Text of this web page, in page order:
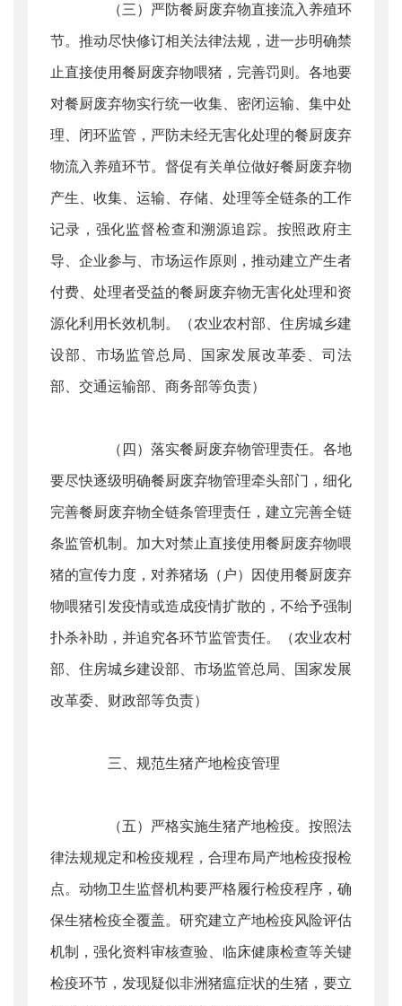
（三）严防餐厨废弃物直接流入养殖环
节。推动尽快修订相关法律法规，进一步明确禁
止直接使用餐厨废弃物喂猪，完善罚则。各地要
对餐厨废弃物实行统一收集、密闭运输、集中处
理、闭环监管，严防未经无害化处理的餐厨废弃
物流入养殖环节。督促有关单位做好餐厨废弃物
产生、收集、运输、存储、处理等全链条的工作
记录，强化监督检查和溯源追踪。按照政府主
导、企业参与、市场运作原则，推动建立产生者
付费、处理者受益的餐厨废弃物无害化处理和资
源化利用长效机制。（农业农村部、住房城乡建
设部、市场监管总局、国家发展改革委、司法
部、交通运输部、商务部等负责）
（四）落实餐厨废弃物管理责任。各地
要尽快逐级明确餐厨废弃物管理牵头部门，细化
完善餐厨废弃物全链条管理责任，建立完善全链
条监管机制。加大对禁止直接使用餐厨废弃物喂
猪的宣传力度，对养猪场（户）因使用餐厨废弃
物喂猪引发疫情或造成疫情扩散的，不给予强制
扑杀补助，并追究各环节监管责任。（农业农村
部、住房城乡建设部、市场监管总局、国家发展
改革委、财政部等负责）
三、规范生猪产地检疫管理
（五）严格实施生猪产地检疫。按照法
律法规规定和检疫规程，合理布局产地检疫报检
点。动物卫生监督机构要严格履行检疫程序，确
保生猪检疫全覆盖。研究建立产地检疫风险评估
机制，强化资料审核查验、临床健康检查等关键
检疫环节，发现疑似非洲猪瘟症状的生猪，要立